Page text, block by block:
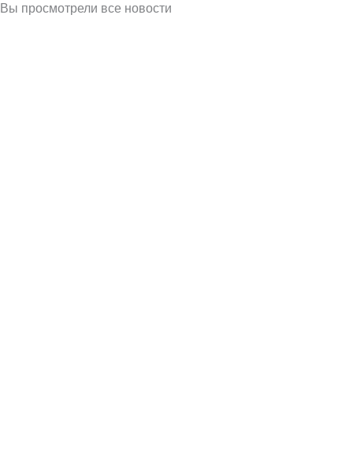
Вы просмотрели все новости